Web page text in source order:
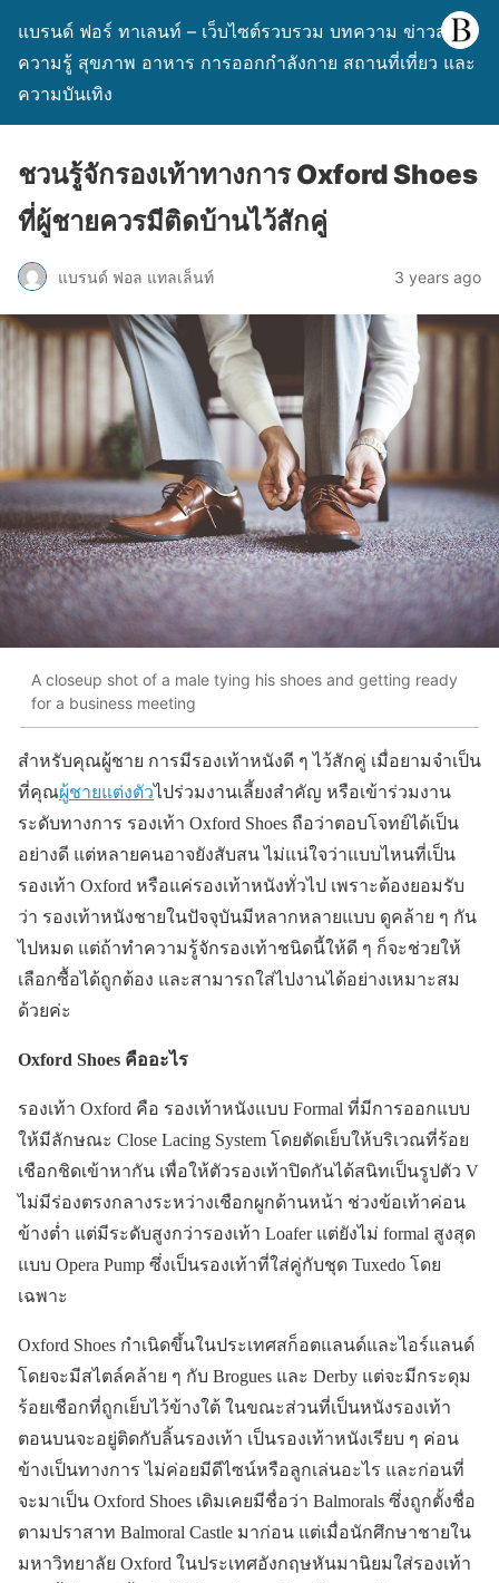
แบรนด์ ฟอร์ ทาเลนท์ – เว็บไซต์รวบรวม บทความ ข่าวสาร
ความรู้ สุขภาพ อาหาร การออกกำลังกาย สถานที่เที่ยว และ
ความบันเทิง
ชวนรู้จักรองเท้าทางการ Oxford Shoes
ที่ผู้ชายควรมีติดบ้านไว้สักคู่
แบรนด์ ฟอล แทลเล็นท์ 3 years ago
A closeup shot of a male tying his shoes and getting ready
for a business meeting
สำหรับคุณผู้ชาย การมีรองเท้าหนังดี ๆ ไว้สักคู่ เมื่อยามจำเป็น
ที่คุณผู้ชายแต่งตัวไปร่วมงานเลี้ยงสำคัญ หรือเข้าร่วมงาน
ระดับทางการ รองเท้า Oxford Shoes ถือว่าตอบโจทย์ได้เป็น
อย่างดี แต่หลายคนอาจยังสับสน ไม่แน่ใจว่าแบบไหนที่เป็น
รองเท้า Oxford หรือแค่รองเท้าหนังทั่วไป เพราะต้องยอมรับ
ว่า รองเท้าหนังชายในปัจจุบันมีหลากหลายแบบ ดูคล้าย ๆ กัน
ไปหมด แต่ถ้าทำความรู้จักรองเท้าชนิดนี้ให้ดี ๆ ก็จะช่วยให้
เลือกซื้อได้ถูกต้อง และสามารถใส่ไปงานได้อย่างเหมาะสม
ด้วยค่ะ
Oxford Shoes คืออะไร
รองเท้า Oxford คือ รองเท้าหนังแบบ Formal ที่มีการออกแบบ
ให้มีลักษณะ Close Lacing System โดยตัดเย็บให้บริเวณที่ร้อย
เชือกชิดเข้าหากัน เพื่อให้ตัวรองเท้าปิดกันได้สนิทเป็นรูปตัว V
ไม่มีร่องตรงกลางระหว่างเชือกผูกด้านหน้า ช่วงข้อเท้าค่อน
ข้างต่ำ แต่มีระดับสูงกว่ารองเท้า Loafer แต่ยังไม่ formal สูงสุด
แบบ Opera Pump ซึ่งเป็นรองเท้าที่ใส่คู่กับชุด Tuxedo โดย
เฉพาะ
Oxford Shoes กำเนิดขึ้นในประเทศสก็อตแลนด์และไอร์แลนด์
โดยจะมีสไตล์คล้าย ๆ กับ Brogues และ Derby แต่จะมีกระดุม
ร้อยเชือกที่ถูกเย็บไว้ข้างใต้ ในขณะส่วนที่เป็นหนังรองเท้า
ตอนบนจะอยู่ติดกับลิ้นรองเท้า เป็นรองเท้าหนังเรียบ ๆ ค่อน
ข้างเป็นทางการ ไม่ค่อยมีดีไซน์หรือลูกเล่นอะไร และก่อนที่
จะมาเป็น Oxford Shoes เดิมเคยมีชื่อว่า Balmorals ซึ่งถูกตั้งชื่อ
ตามปราสาท Balmoral Castle มาก่อน แต่เมื่อนักศึกษาชายใน
มหาวิทยาลัย Oxford ในประเทศอังกฤษหันมานิยมใส่รองเท้า